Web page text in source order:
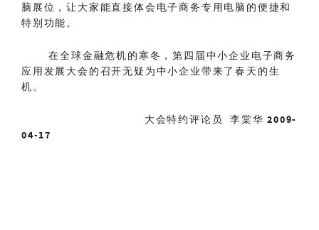
脑展位，让大家能直接体会电子商务专用电脑的便捷和
特别功能。
在全球金融危机的寒冬，第四届中小企业电子商务
应用发展大会的召开无疑为中小企业带来了春天的生
机。
大会特约评论员 李棠华 2009-
04-17